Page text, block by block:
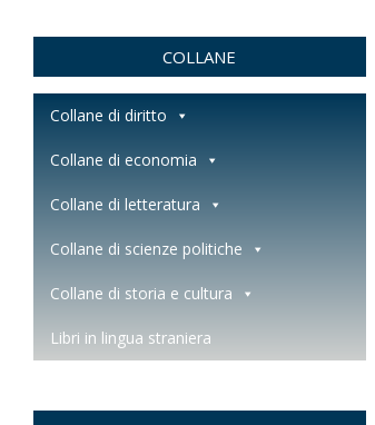
COLLANE
Collane di diritto
Collane di economia
Collane di letteratura
Collane di scienze politiche
Collane di storia e cultura
Libri in lingua straniera